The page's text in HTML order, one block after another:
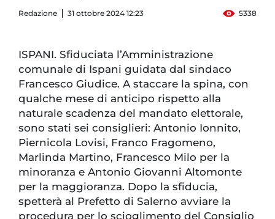
Redazione 31 ottobre 2024 12:23 5338
ISPANI. Sfiduciata l’Amministrazione
comunale di Ispani guidata dal sindaco
Francesco Giudice. A staccare la spina, con
qualche mese di anticipo rispetto alla
naturale scadenza del mandato elettorale,
sono stati sei consiglieri: Antonio Ionnito,
Piernicola Lovisi, Franco Fragomeno,
Marlinda Martino, Francesco Milo per la
minoranza e Antonio Giovanni Altomonte
per la maggioranza. Dopo la sfiducia,
spetterà al Prefetto di Salerno avviare la
procedura per lo scioglimento del Consiglio